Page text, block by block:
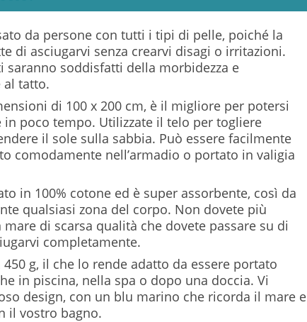
da persone con tutti i tipi di pelle, poiché la
di asciugarvi senza crearvi disagi o irritazioni.
saranno soddisfatti della morbidezza e
al tatto.
di 100 x 200 cm, è il migliore per potersi
poco tempo. Utilizzate il telo per togliere
il sole sulla sabbia. Può essere facilmente
comodamente nell’armadio o portato in valigia
in 100% cotone ed è super assorbente, così da
qualsiasi zona del corpo. Non dovete più
di scarsa qualità che dovete passare su di
completamente.
450 g, il che lo rende adatto da essere portato
in piscina, nella spa o dopo una doccia. Vi
design, con un blu marino che ricorda il mare e
il vostro bagno.